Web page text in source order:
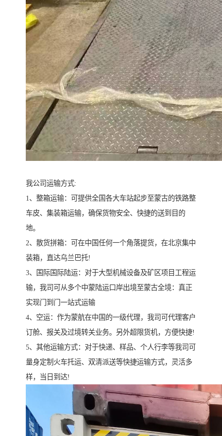
我公司运输方式:
1、整箱运输：可提供全国各大车站起步至蒙古的铁路整
车皮、集装箱运输，确保货物安全、快捷的送到目的
地。
2、散货拼箱：可在中国任何一个角落提货，在北京集中
装箱，直达乌兰巴托!
3、国际国际陆运：对于大型机械设备及矿区项目工程运
输，我司可从多个中蒙陆运口岸出境至蒙古全境：真正
实现门到门一站式运输
4、空运：作为蒙航在中国的一级代理，我司可代理客户
订舱、报关及过境转关业务。另外超限货机，方便快捷!
5、其他运输方式：对于快递、样品、个人行李等我司可
量身定制火车托运、双清派送等快捷运输方式，灵活多
样，当日到达!